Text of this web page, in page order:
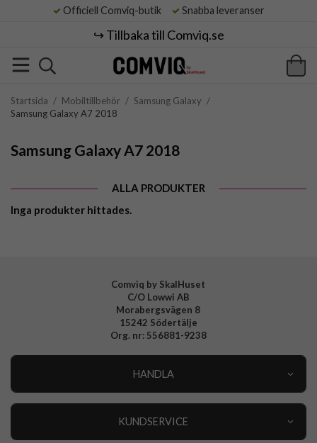
Officiell Comviq-butik Snabba leveranser
↪️ Tillbaka till Comviq.se
Startsida / Mobiltillbehör / Samsung Galaxy /
Samsung Galaxy A7 2018
Samsung Galaxy A7 2018
ALLA PRODUKTER
Inga produkter hittades.
Comviq by SkalHuset
C/O Lowwi AB
Morabergsvägen 8
15242 Södertälje
Org. nr: 556881-9238
HANDLA
KUNDSERVICE